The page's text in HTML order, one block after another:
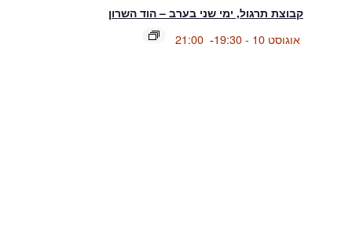
קבוצת תרגול, ימי שני בערב – הוד השרון
אוגוסט 10 - 19:30 -
21:00